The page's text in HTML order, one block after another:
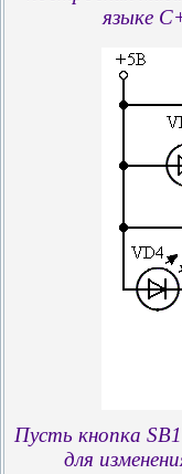
языке
Пусть кнопка
для